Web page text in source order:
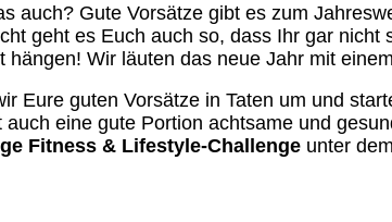
auch? Gute Vorsätze gibt es zum
geht es Euch auch so, dass Ihr gar
hängen! Wir läuten das neue Jahr mit
Eure guten Vorsätze in Taten um und
eine gute Portion achtsame und
Fitness & Lifestyle-Challenge unter